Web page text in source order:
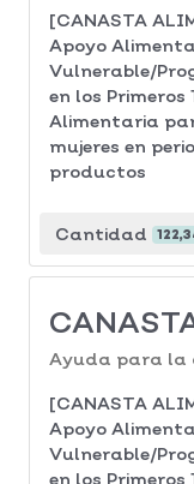
[CANASTA
Apoyo
Vulnerable/
en los
Alimentaria
mujeres en
productos
Cantidad
Ayuda para la
[CANASTA
Apoyo
Vulnerable/
en los